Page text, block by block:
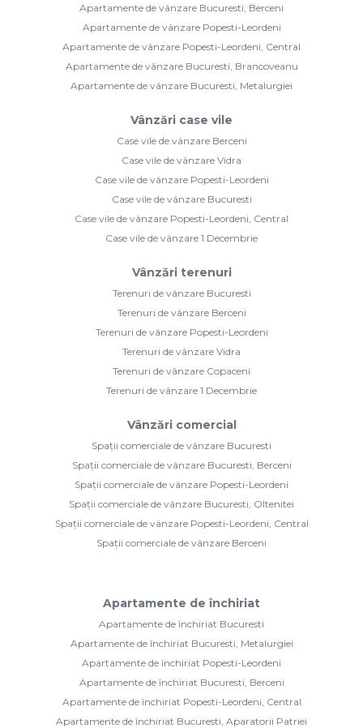
Apartamente de vânzare Bucuresti, Berceni
Apartamente de vânzare Popesti-Leordeni
Apartamente de vânzare Popesti-Leordeni, Central
Apartamente de vânzare Bucuresti, Brancoveanu
Apartamente de vânzare Bucuresti, Metalurgiei
Vânzări case vile
Case vile de vânzare Berceni
Case vile de vânzare Vidra
Case vile de vânzare Popesti-Leordeni
Case vile de vânzare Bucuresti
Case vile de vânzare Popesti-Leordeni, Central
Case vile de vânzare 1 Decembrie
Vânzări terenuri
Terenuri de vânzare Bucuresti
Terenuri de vânzare Berceni
Terenuri de vânzare Popesti-Leordeni
Terenuri de vânzare Vidra
Terenuri de vânzare Copaceni
Terenuri de vânzare 1 Decembrie
Vânzări comercial
Spații comerciale de vânzare Bucuresti
Spații comerciale de vânzare Bucuresti, Berceni
Spații comerciale de vânzare Popesti-Leordeni
Spații comerciale de vânzare Bucuresti, Oltenitei
Spații comerciale de vânzare Popesti-Leordeni, Central
Spații comerciale de vânzare Berceni
Apartamente de închiriat
Apartamente de închiriat Bucuresti
Apartamente de închiriat Bucuresti, Metalurgiei
Apartamente de închiriat Popesti-Leordeni
Apartamente de închiriat Bucuresti, Berceni
Apartamente de închiriat Popesti-Leordeni, Central
Apartamente de închiriat Bucuresti, Aparatorii Patriei